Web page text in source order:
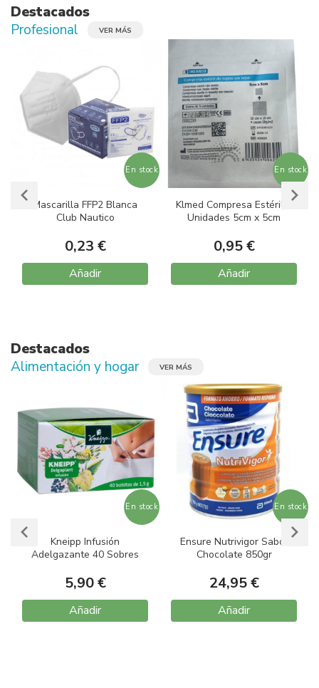
10
Destacados
Profesional
VER MÁS
En stock
Mascarilla FFP2 Blanca
Club Nautico
0,23 €
Añadir
En stock
Klmed Compresa Estéril 5
Unidades 5cm x 5cm
0,95 €
Añadir
10
Destacados
Alimentación y hogar
VER MÁS
En stock
Kneipp Infusión
Adelgazante 40 Sobres
5,90 €
Añadir
En stock
Ensure Nutrivigor Sabor
Chocolate 850gr
24,95 €
Añadir